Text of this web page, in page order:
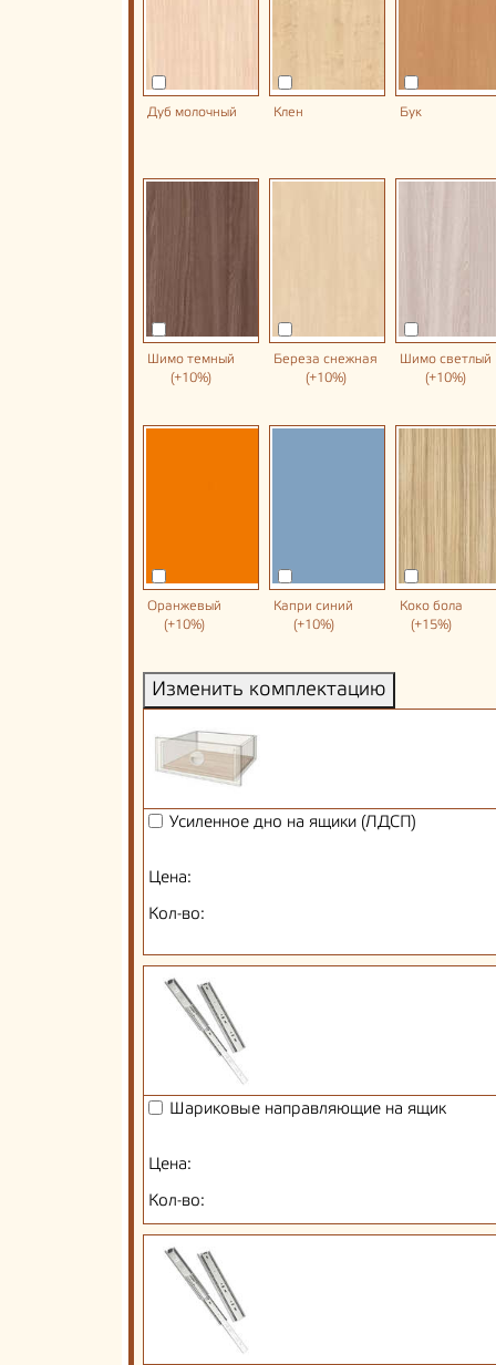
Дуб молочный Клен Бук
Шимо темный
(+10%)
Береза снежная
(+10%)
Шимо светлый
(+10%)
Оранжевый
(+10%)
Капри синий
(+10%)
Коко бола
(+15%)
Изменить комплектацию
Усиленное дно на ящики (ЛДСП)
Цена:
Кол-во:
Шариковые направляющие на ящик
Цена:
Кол-во: